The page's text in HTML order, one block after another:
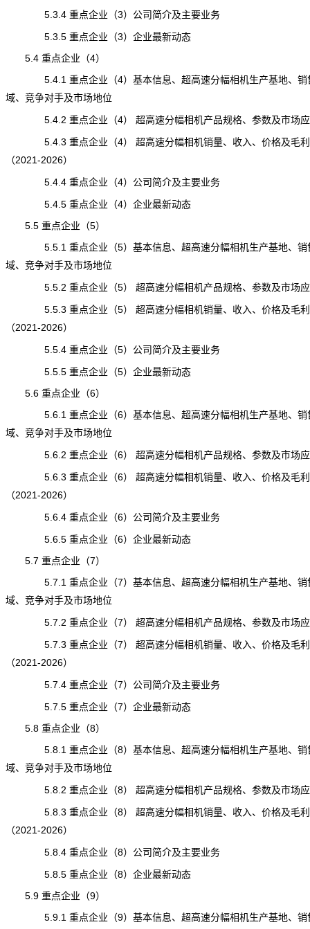
5.3.4 重点企业（3）公司简介及主要业务
5.3.5 重点企业（3）企业最新动态
5.4 重点企业（4）
5.4.1 重点企业（4）基本信息、超高速分幅相机生产基地、销
域、竞争对手及市场地位
5.4.2 重点企业（4） 超高速分幅相机产品规格、参数及市场
5.4.3 重点企业（4） 超高速分幅相机销量、收入、价格及毛
（2021-2026）
5.4.4 重点企业（4）公司简介及主要业务
5.4.5 重点企业（4）企业最新动态
5.5 重点企业（5）
5.5.1 重点企业（5）基本信息、超高速分幅相机生产基地、销
域、竞争对手及市场地位
5.5.2 重点企业（5） 超高速分幅相机产品规格、参数及市场
5.5.3 重点企业（5） 超高速分幅相机销量、收入、价格及毛
（2021-2026）
5.5.4 重点企业（5）公司简介及主要业务
5.5.5 重点企业（5）企业最新动态
5.6 重点企业（6）
5.6.1 重点企业（6）基本信息、超高速分幅相机生产基地、销
域、竞争对手及市场地位
5.6.2 重点企业（6） 超高速分幅相机产品规格、参数及市场
5.6.3 重点企业（6） 超高速分幅相机销量、收入、价格及毛
（2021-2026）
5.6.4 重点企业（6）公司简介及主要业务
5.6.5 重点企业（6）企业最新动态
5.7 重点企业（7）
5.7.1 重点企业（7）基本信息、超高速分幅相机生产基地、销
域、竞争对手及市场地位
5.7.2 重点企业（7） 超高速分幅相机产品规格、参数及市场
5.7.3 重点企业（7） 超高速分幅相机销量、收入、价格及毛
（2021-2026）
5.7.4 重点企业（7）公司简介及主要业务
5.7.5 重点企业（7）企业最新动态
5.8 重点企业（8）
5.8.1 重点企业（8）基本信息、超高速分幅相机生产基地、销
域、竞争对手及市场地位
5.8.2 重点企业（8） 超高速分幅相机产品规格、参数及市场
5.8.3 重点企业（8） 超高速分幅相机销量、收入、价格及毛
（2021-2026）
5.8.4 重点企业（8）公司简介及主要业务
5.8.5 重点企业（8）企业最新动态
5.9 重点企业（9）
5.9.1 重点企业（9）基本信息、超高速分幅相机生产基地、销